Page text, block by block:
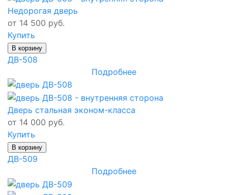
Недорогая дверь
от 14 500 руб.
Купить
В корзину
ДВ-508
Подробнее
Дверь стальная эконом-класса
от 14 000 руб.
Купить
В корзину
ДВ-509
Подробнее